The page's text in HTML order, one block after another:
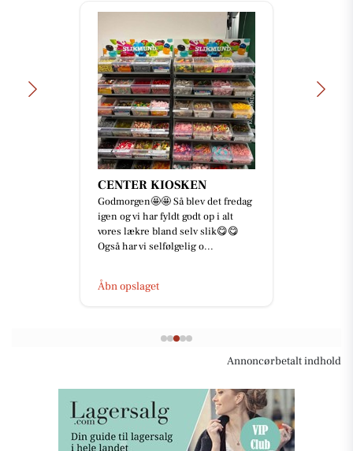
CENTER KIOSKEN
Godmorgen🤩🤩 Så blev det fredag
igen og vi har fyldt godt op i alt
vores lækre bland selv slik😋😋
Også har vi selfølgelig o...
Åbn opslaget
Annoncørbetalt indhold